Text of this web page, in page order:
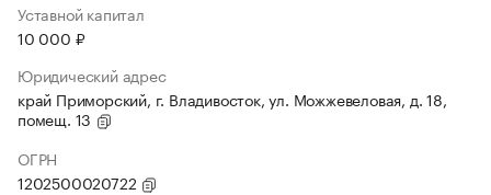
Уставной капитал
10 000 ₽
Юридический адрес
край Приморский, г. Владивосток, ул. Можжевеловая, д. 18,
помещ. 13
ОГРН
1202500020722